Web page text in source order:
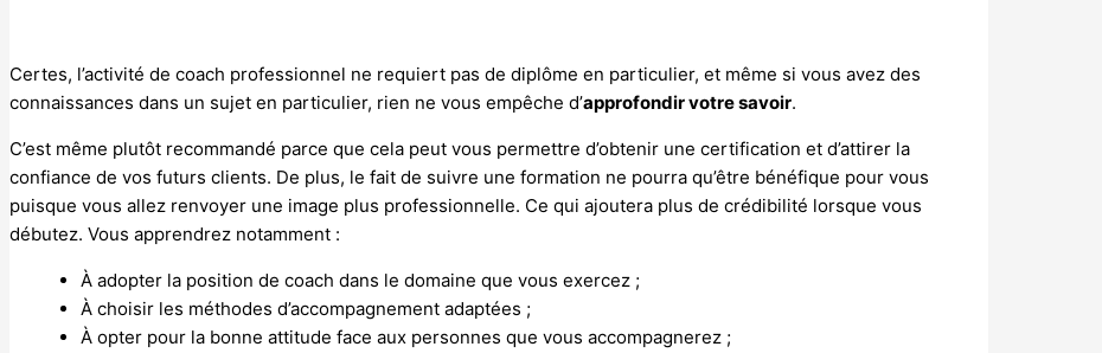
Certes, l’activité de coach professionnel ne requiert pas de diplôme en particulier, et même si vous avez des
connaissances dans un sujet en particulier, rien ne vous empêche d’approfondir votre savoir.
C’est même plutôt recommandé parce que cela peut vous permettre d’obtenir une certification et d’attirer la
confiance de vos futurs clients. De plus, le fait de suivre une formation ne pourra qu’être bénéfique pour vous
puisque vous allez renvoyer une image plus professionnelle. Ce qui ajoutera plus de crédibilité lorsque vous
débutez. Vous apprendrez notamment :
À adopter la position de coach dans le domaine que vous exercez ;
À choisir les méthodes d’accompagnement adaptées ;
À opter pour la bonne attitude face aux personnes que vous accompagnerez ;